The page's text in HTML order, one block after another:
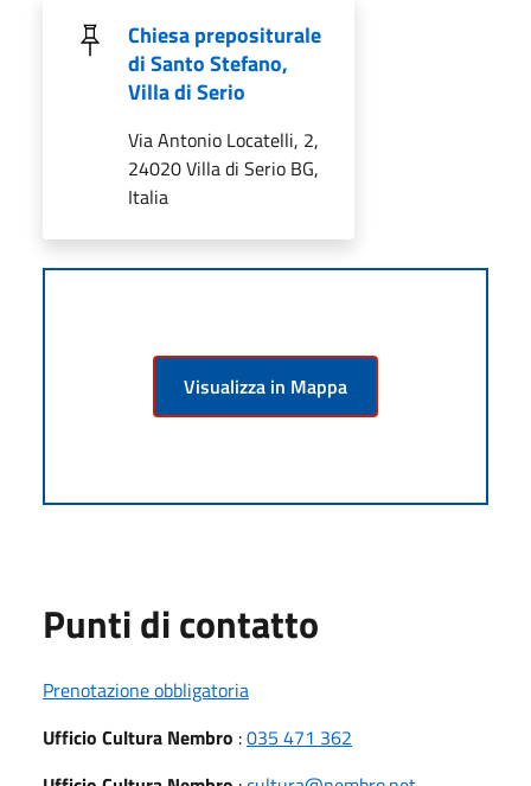
Chiesa prepositurale
di Santo Stefano,
Villa di Serio
Via Antonio Locatelli, 2,
24020 Villa di Serio BG,
Italia
Visualizza in Mappa
Punti di contatto
Prenotazione obbligatoria
Ufficio Cultura Nembro :035 471 362